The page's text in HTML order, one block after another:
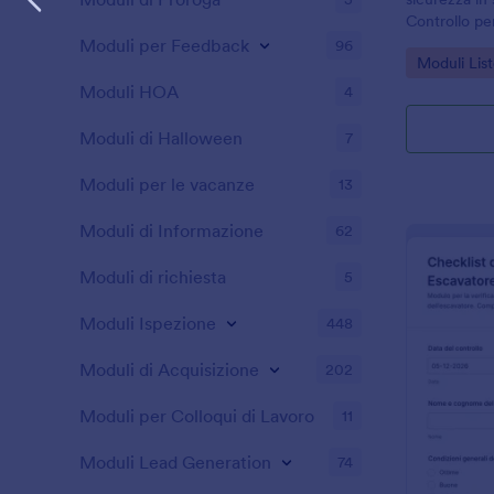
Controllo
raccolta
Go to
Moduli
Moduli per Feedback 96
Moduli HOA 4
Moduli di Halloween 7
Moduli per le vacanze 13
Moduli di Informazione 62
Moduli di richiesta 5
Moduli Ispezione 448
Moduli di Acquisizione 202
Moduli per Colloqui di Lavoro 11
Moduli Lead Generation 74